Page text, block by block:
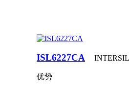
ISL6227CA
优势
INTERSIL